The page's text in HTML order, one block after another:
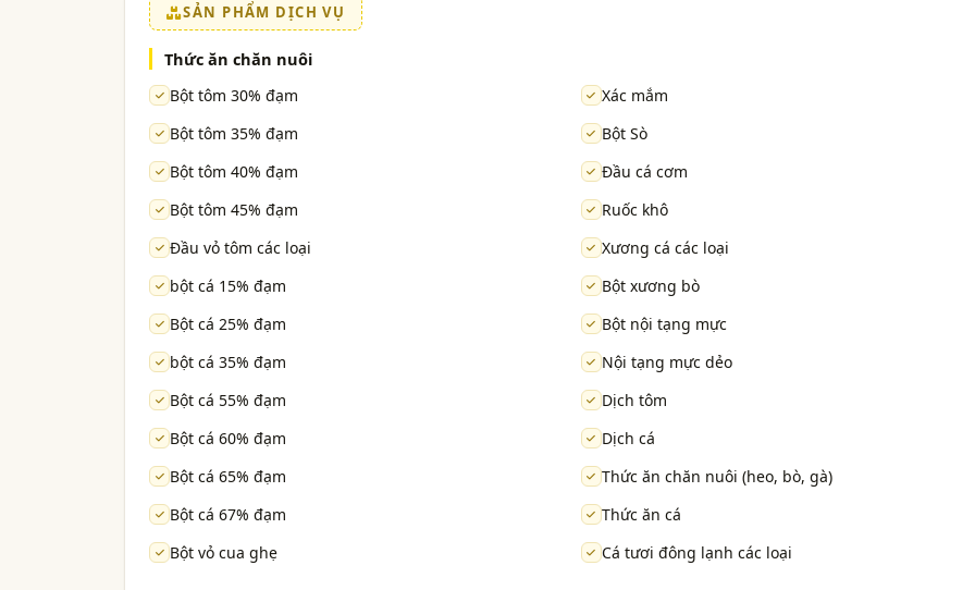
SẢN PHẨM DỊCH VỤ
Thức ăn chăn nuôi
Bột tôm 30% đạm
Xác mắm
Bột tôm 35% đạm
Bột Sò
Bột tôm 40% đạm
Đầu cá cơm
Bột tôm 45% đạm
Ruốc khô
Đầu vỏ tôm các loại
Xương cá các loại
bột cá 15% đạm
Bột xương bò
Bột cá 25% đạm
Bột nội tạng mực
bột cá 35% đạm
Nội tạng mực dẻo
Bột cá 55% đạm
Dịch tôm
Bột cá 60% đạm
Dịch cá
Bột cá 65% đạm
Thức ăn chăn nuôi (heo, bò, gà)
Bột cá 67% đạm
Thức ăn cá
Bột vỏ cua ghẹ
Cá tươi đông lạnh các loại